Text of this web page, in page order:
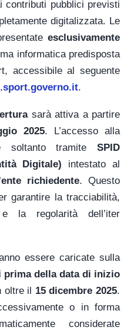
contributi pubblici previsti
digitalizzata. Le
esclusivamente
informatica predisposta
accessibile al seguente
.
sarà attiva a partire
2025. L’accesso alla
soltanto tramite SPID
Digitale) intestato al
richiedente. Questo
garantire la tracciabilità,
la regolarità dell’iter
essere caricate sulla
prima della data di inizio
oltre il 15 dicembre 2025.
o in forma
considerate